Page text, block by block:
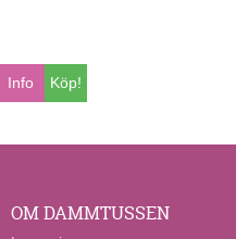
Köp!
Info
OM DAMMTUSSEN